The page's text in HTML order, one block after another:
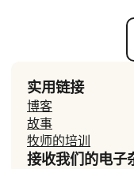
实用链接
博客
故事
牧师的培训
接收我们的电子